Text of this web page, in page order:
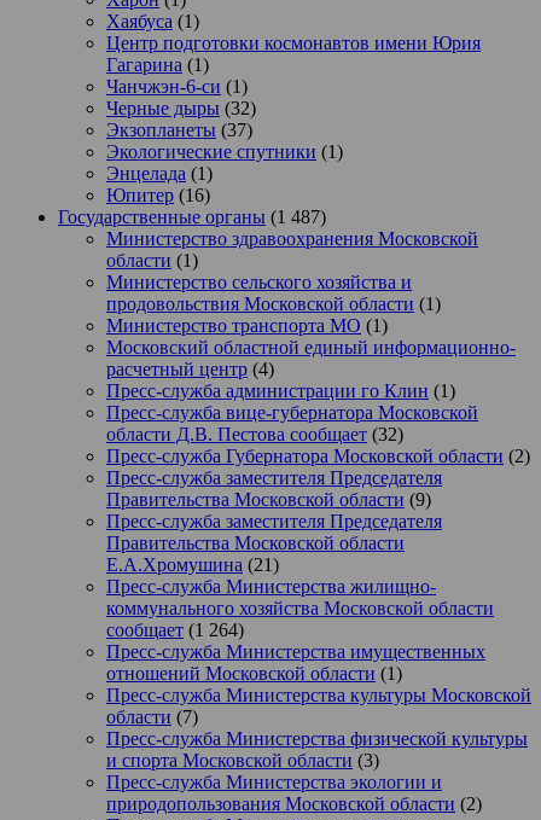
Хаябуса (1)
Центр подготовки космонавтов имени Юрия
Гагарина (1)
Чанчжэн-6-си (1)
Черные дыры (32)
Экзопланеты (37)
Экологические спутники (1)
Энцелада (1)
Юпитер (16)
Государственные органы (1 487)
Министерство здравоохранения Московской
области (1)
Министерство сельского хозяйства и
продовольствия Московской области (1)
Министерство транспорта МО (1)
Московский областной единый информационно-
расчетный центр (4)
Пресс-служба администрации го Клин (1)
Пресс-служба вице-губернатора Московской
области Д.В. Пестова сообщает (32)
Пресс-служба Губернатора Московской области (2)
Пресс-служба заместителя Председателя
Правительства Московской области (9)
Пресс-служба заместителя Председателя
Правительства Московской области
Е.А.Хромушина (21)
Пресс-служба Министерства жилищно-
коммунального хозяйства Московской области
сообщает (1 264)
Пресс-служба Министерства имущественных
отношений Московской области (1)
Пресс-служба Министерства культуры Московской
области (7)
Пресс-служба Министерства физической культуры
и спорта Московской области (3)
Пресс-служба Министерства экологии и
природопользования Московской области (2)